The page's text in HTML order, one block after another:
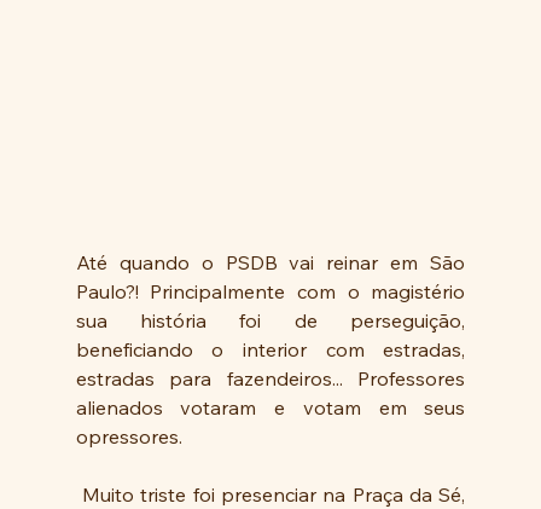
Até quando o PSDB vai reinar em São
Paulo?! Principalmente com o magistério
sua história foi de perseguição,
beneficiando o interior com estradas,
estradas para fazendeiros... Professores
alienados votaram e votam em seus
opressores.